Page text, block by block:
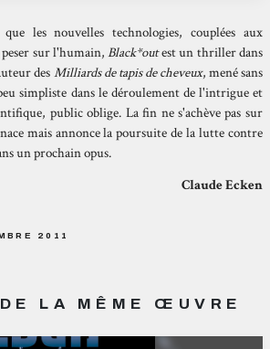
les nouvelles technologies, couplées aux
sur l'humain,Black*outest un thriller dans
des Milliards de tapis de cheveux, mené sans
simpliste dans le déroulement de l'intrigue et
public oblige. La fin ne s'achève pas sur
mais annonce la poursuite de la lutte contre
un prochain opus.
Claude Ecken
2011
LA MÊME ŒUVRE